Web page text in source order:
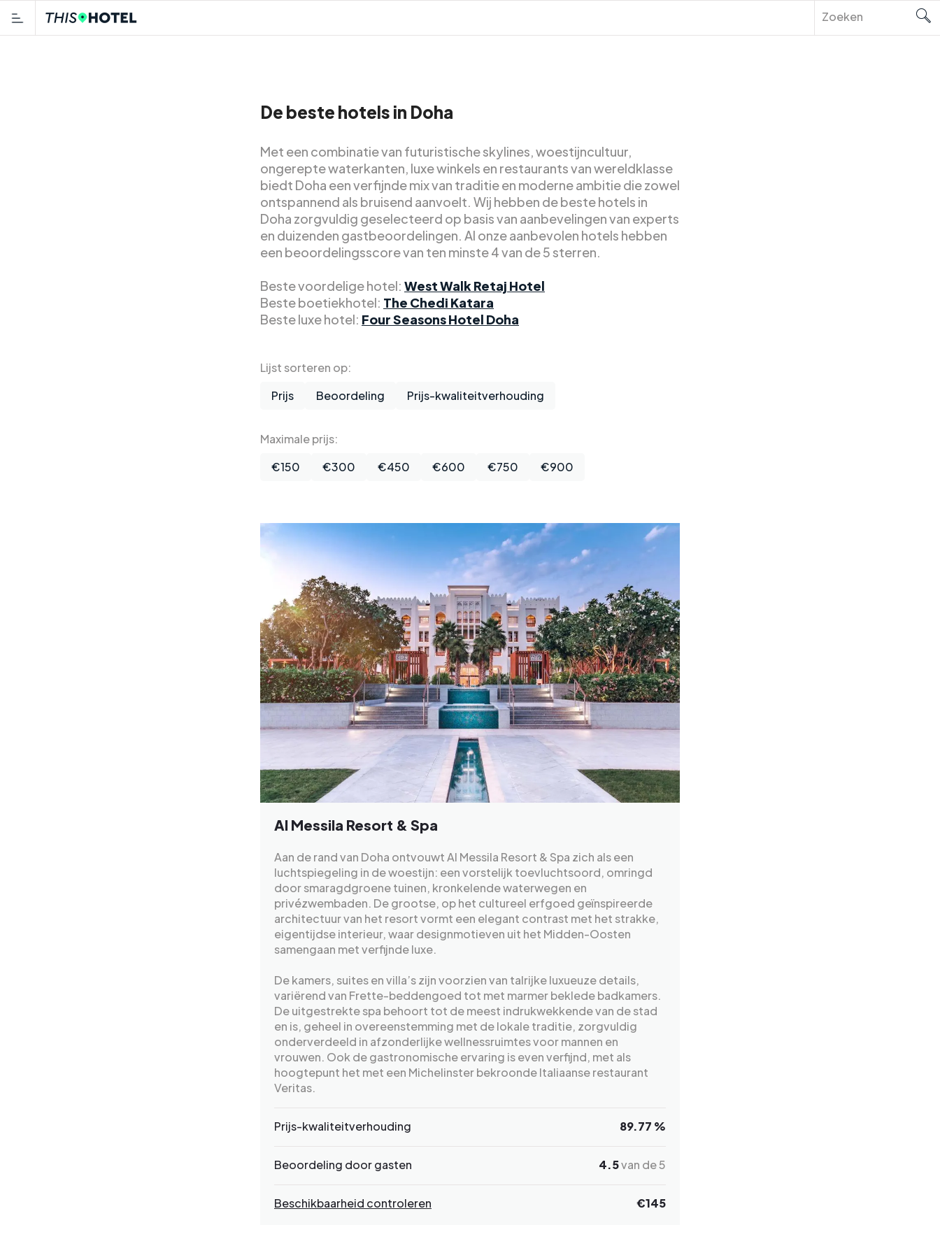
De beste hotels in Doha
Met een combinatie van futuristische skylines, woestijncultuur,
ongerepte waterkanten, luxe winkels en restaurants van wereldklasse
biedt Doha een verfijnde mix van traditie en moderne ambitie die zowel
ontspannend als bruisend aanvoelt. Wij hebben de beste hotels in
Doha zorgvuldig geselecteerd op basis van aanbevelingen van experts
en duizenden gastbeoordelingen. Al onze aanbevolen hotels hebben
een beoordelingsscore van ten minste 4 van de 5 sterren.
Beste voordelige hotel: West Walk Retaj Hotel
Beste boetiekhotel: The Chedi Katara
Beste luxe hotel: Four Seasons Hotel Doha
Lijst sorteren op:
Prijs
Beoordeling Prijs-kwaliteitverhouding
Maximale prijs:
€150
€300 €450 €600 €750 €900
Al Messila Resort & Spa
Aan de rand van Doha ontvouwt Al Messila Resort & Spa zich als een
luchtspiegeling in de woestijn: een vorstelijk toevluchtsoord, omringd
door smaragdgroene tuinen, kronkelende waterwegen en
privézwembaden. De grootse, op het cultureel erfgoed geïnspireerde
architectuur van het resort vormt een elegant contrast met het strakke,
eigentijdse interieur, waar designmotieven uit het Midden-Oosten
samengaan met verfijnde luxe.
De kamers, suites en villa’s zijn voorzien van talrijke luxueuze details,
variërend van Frette-beddengoed tot met marmer beklede badkamers.
De uitgestrekte spa behoort tot de meest indrukwekkende van de stad
en is, geheel in overeenstemming met de lokale traditie, zorgvuldig
onderverdeeld in afzonderlijke wellnessruimtes voor mannen en
vrouwen. Ook de gastronomische ervaring is even verfijnd, met als
hoogtepunt het met een Michelinster bekroonde Italiaanse restaurant
Veritas.
Prijs-kwaliteitverhouding 89.77 %
Beoordeling door gasten 4.5van de 5
Beschikbaarheid controleren €145